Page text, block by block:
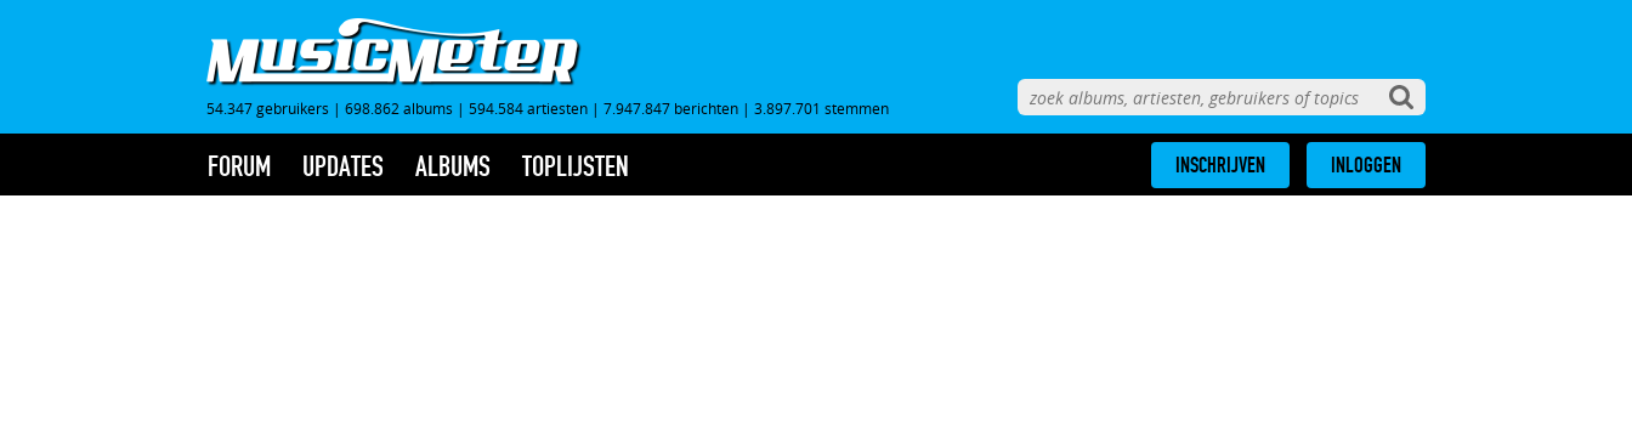
54.347 gebruikers | 698.862 albums | 594.584 artiesten | 7.947.847 berichten | 3.897.701 stemmen
FORUM UPDATES ALBUMS TOPLIJSTEN INSCHRIJVEN INLOGGEN